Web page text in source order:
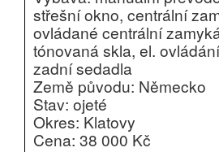
střešní okno, centrální
ovládané centrální
tónovaná skla, el.
zadní sedadla
Země původu: Německo
Stav: ojeté
Okres: Klatovy
Cena: 38 000 Kč